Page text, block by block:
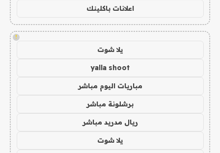
اعلانات باكلينك
!
يلا شوت
yalla shoot
مباريات اليوم مباشر
برشلونة مباشر
ريال مدريد مباشر
يلا شوت